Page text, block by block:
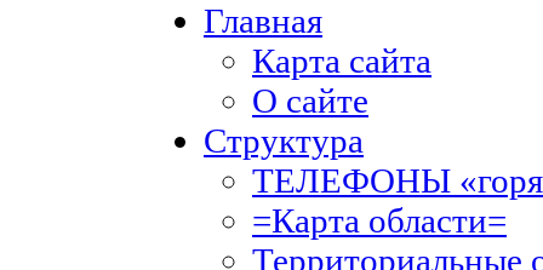
Главная
Карта сайта
О сайте
Структура
ТЕЛЕФОНЫ
=Карта области=
Территориальные